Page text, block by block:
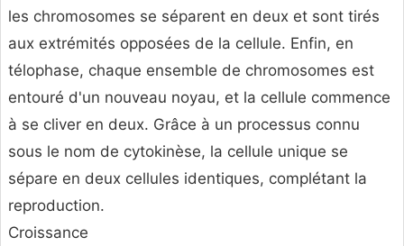
les chromosomes se séparent en deux et sont tirés
aux extrémités opposées de la cellule. Enfin, en
télophase, chaque ensemble de chromosomes est
entouré d'un nouveau noyau, et la cellule commence
à se cliver en deux. Grâce à un processus connu
sous le nom de cytokinèse, la cellule unique se
sépare en deux cellules identiques, complétant la
reproduction.
Croissance